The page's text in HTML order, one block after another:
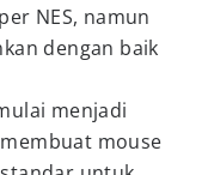
NES, namun
dengan baik
menjadi
mouse